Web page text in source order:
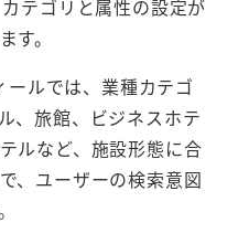
テゴリと属性の設定が
す。
ルでは、業種カテゴ
、旅館、ビジネスホテ
ルなど、施設形態に合
、ユーザーの検索意図